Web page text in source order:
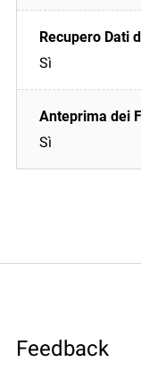
Sì
Sì
Feedback